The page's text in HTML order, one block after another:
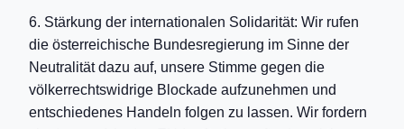
6. Stärkung der internationalen Solidarität: Wir rufen
die österreichische Bundesregierung im Sinne der
Neutralität dazu auf, unsere Stimme gegen die
völkerrechtswidrige Blockade aufzunehmen und
entschiedenes Handeln folgen zu lassen. Wir fordern